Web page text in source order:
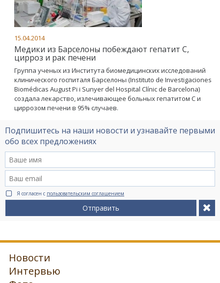
15.04.2014
Медики из Барселоны побеждают гепатит С,
цирроз и рак печени
Группа ученых из Института биомедицинских исследований
клинического госпиталя Барселоны (Instituto de Investigaciones
Biomédicas August Pi i Sunyer del Hospital Clínic de Barcelona)
создала лекарство, излечивающее больных гепатитом С и
циррозом печени в 95% случаев.
Подпишитесь на наши новости и узнавайте первыми
обо всех предложениях
Я согласен с пользовательским соглашением
Отправить
Новости
Интервью